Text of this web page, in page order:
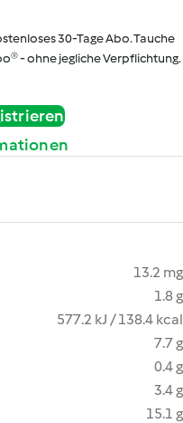
30-Tage Abo. Tauche
- ohne jegliche Verpflichtung.
13.2 mg
1.8 g
577.2 kJ / 138.4 kcal
7.7 g
0.4 g
3.4 g
15.1 g